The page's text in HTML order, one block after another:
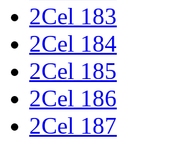
2Cel 183
2Cel 184
2Cel 185
2Cel 186
2Cel 187